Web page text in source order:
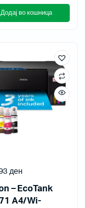
Додај во кошница
– EcoTank
A4/Wi-
ден